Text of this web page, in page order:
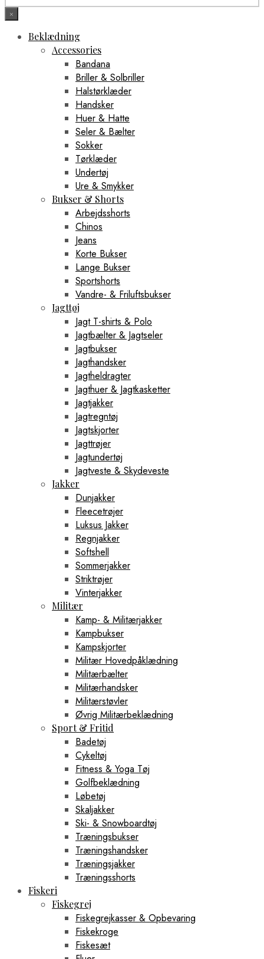
×
Beklædning
Accessories
Bandana
Briller & Solbriller
Halstørklæder
Handsker
Huer & Hatte
Seler & Bælter
Sokker
Tørklæder
Undertøj
Ure & Smykker
Bukser & Shorts
Arbejdsshorts
Chinos
Jeans
Korte Bukser
Lange Bukser
Sportshorts
Vandre- & Friluftsbukser
Jagttøj
Jagt T-shirts & Polo
Jagtbælter & Jagtseler
Jagtbukser
Jagthandsker
Jagtheldragter
Jagthuer & Jagtkasketter
Jagtjakker
Jagtregntøj
Jagtskjorter
Jagttrøjer
Jagtundertøj
Jagtveste & Skydeveste
Jakker
Dunjakker
Fleecetrøjer
Luksus Jakker
Regnjakker
Softshell
Sommerjakker
Striktrøjer
Vinterjakker
Militær
Kamp- & Militærjakker
Kampbukser
Kampskjorter
Militær Hovedpåklædning
Militærbælter
Militærhandsker
Militærstøvler
Øvrig Militærbeklædning
Sport & Fritid
Badetøj
Cykeltøj
Fitness & Yoga Tøj
Golfbeklædning
Løbetøj
Skaljakker
Ski- & Snowboardtøj
Træningsbukser
Træningshandsker
Træningsjakker
Træningsshorts
Fiskeri
Fiskegrej
Fiskegrejkasser & Opbevaring
Fiskekroge
Fiskesæt